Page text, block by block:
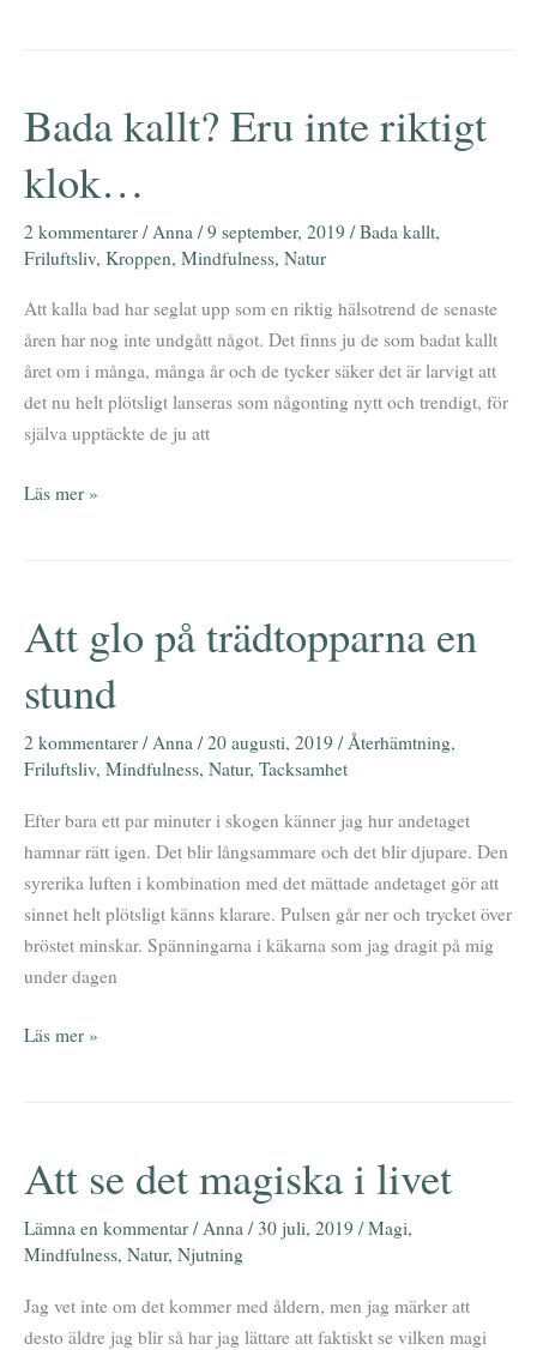
Bada kallt? Eru inte riktigt
klok…
2 kommentarer / Anna /9 september, 2019 /Bada kallt,
Friluftsliv, Kroppen, Mindfulness, Natur
Att kalla bad har seglat upp som en riktig hälsotrend de senaste
åren har nog inte undgått något. Det finns ju de som badat kallt
året om i många, många år och de tycker säker det är larvigt att
det nu helt plötsligt lanseras som någonting nytt och trendigt, för
själva upptäckte de ju att
Bada
kallt?
Eru
inte
riktigt
klok…
Läs mer »
Att glo på trädtopparna en
stund
2 kommentarer /Anna /20 augusti, 2019 /Återhämtning,
Friluftsliv, Mindfulness, Natur, Tacksamhet
Efter bara ett par minuter i skogen känner jag hur andetaget
hamnar rätt igen. Det blir långsammare och det blir djupare. Den
syrerika luften i kombination med det mättade andetaget gör att
sinnet helt plötsligt känns klarare. Pulsen går ner och trycket över
bröstet minskar. Spänningarna i käkarna som jag dragit på mig
under dagen
Att
glo
på
trädtopparna
en
stund
Läs mer »
Att se det magiska i livet
Lämna en kommentar /Anna / 30 juli, 2019 /Magi,
Mindfulness, Natur, Njutning
Jag vet inte om det kommer med åldern, men jag märker att
desto äldre jag blir så har jag lättare att faktiskt se vilken magi
Att
se
det
magiska
livet